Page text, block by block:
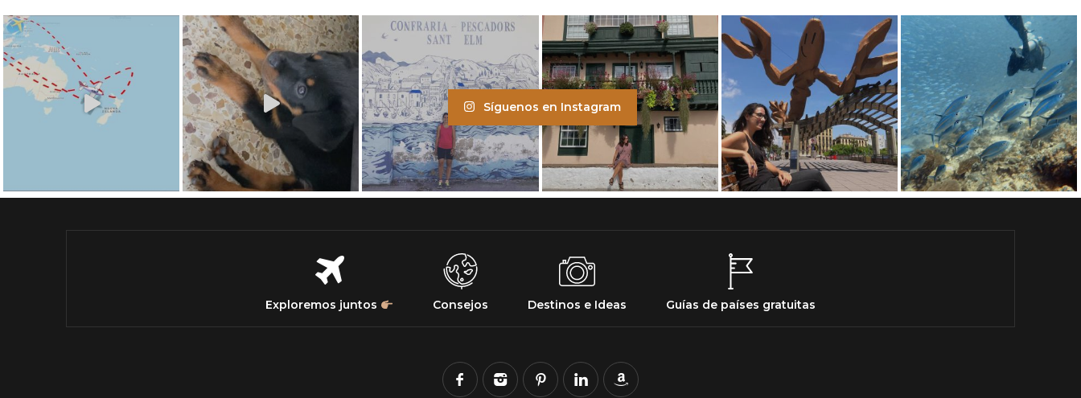
Síguenos en Instagram
Exploremos juntos Consejos Destinos e Ideas Guías de países gratuitas